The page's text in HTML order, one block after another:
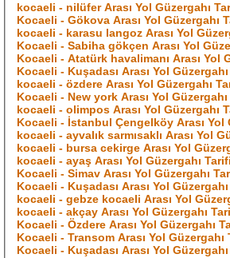
kocaeli - nilüfer Arası Yol Güzergahı
Kocaeli - Gökova Arası Yol Güzergahı
kocaeli - karasu langoz Arası Yol
Kocaeli - Sabiha gökçen Arası Yol
Kocaeli - Atatürk havalimanı Arası Yol
Kocaeli - Kuşadası Arası Yol
kocaeli - özdere Arası Yol Güzergahı
Kocaeli - New york Arası Yol
kocaeli - olimpos Arası Yol Güzergahı
Kocaeli - İstanbul Çengelköy Arası Yol
kocaeli - ayvalık sarmısaklı Arası Yol
kocaeli - bursa cekirge Arası Yol
kocaeli - ayaş Arası Yol Güzergahı Tarifi
Kocaeli - Simav Arası Yol Güzergahı
Kocaeli - Kuşadası Arası Yol
kocaeli - gebze kocaeli Arası Yol
kocaeli - akçay Arası Yol Güzergahı
Kocaeli - Özdere Arası Yol Güzergahı
Kocaeli - Transom Arası Yol Güzergahı
Kocaeli - Kuşadası Arası Yol